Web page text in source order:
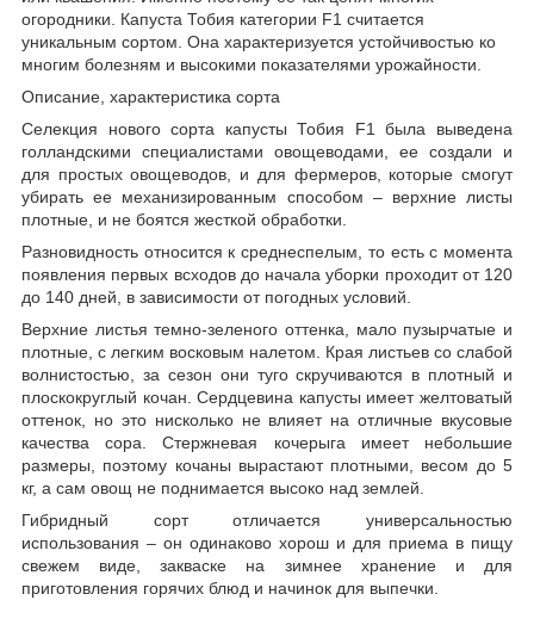
огородники. Капуста Тобия категории F1 считается
уникальным сортом. Она характеризуется устойчивостью ко
многим болезням и высокими показателями урожайности.
Описание, характеристика сорта
Селекция нового сорта капусты Тобия F1 была выведена
голландскими специалистами овощеводами, ее создали и
для простых овощеводов, и для фермеров, которые смогут
убирать ее механизированным способом – верхние листы
плотные, и не боятся жесткой обработки.
Разновидность относится к среднеспелым, то есть с момента
появления первых всходов до начала уборки проходит от 120
до 140 дней, в зависимости от погодных условий.
Верхние листья темно-зеленого оттенка, мало пузырчатые и
плотные, с легким восковым налетом. Края листьев со слабой
волнистостью, за сезон они туго скручиваются в плотный и
плоскокруглый кочан. Сердцевина капусты имеет желтоватый
оттенок, но это нисколько не влияет на отличные вкусовые
качества сора. Стержневая кочерыга имеет небольшие
размеры, поэтому кочаны вырастают плотными, весом до 5
кг, а сам овощ не поднимается высоко над землей.
Гибридный сорт отличается универсальностью
использования – он одинаково хорош и для приема в пищу
свежем виде, закваске на зимнее хранение и для
приготовления горячих блюд и начинок для выпечки.